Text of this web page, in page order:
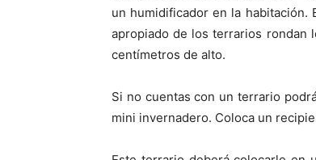
un humidificador en la habitación.
apropiado de los terrarios rondan
centímetros de alto.
Si no cuentas con un terrario
mini invernadero. Coloca un